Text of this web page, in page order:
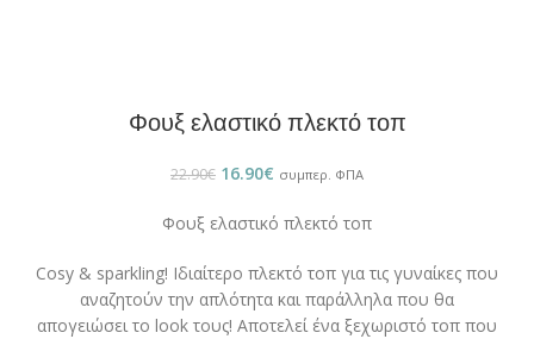
Φουξ ελαστικό πλεκτό τοπ
22.90€ 16.90€ συμπερ. ΦΠΑ
Φουξ ελαστικό πλεκτό τοπ
Cosy & sparkling! Ιδιαίτερο πλεκτό τοπ για τις γυναίκες που
αναζητούν την απλότητα και παράλληλα που θα
απογειώσει το look τους! Αποτελεί ένα ξεχωριστό τοπ που